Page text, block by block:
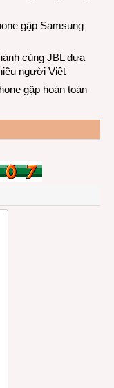
gập Samsung
cùng JBL dưa
người Việt
gập hoàn toàn